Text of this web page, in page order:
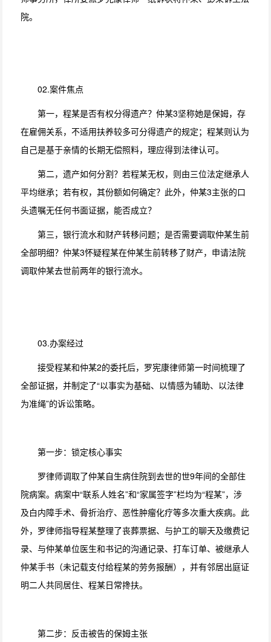
院。
02.案件焦点
第一，程某是否有权分得遗产？仲某3坚称她是保姆，存
在雇佣关系，不适用扶养较多可分得遗产的规定；程某则认为
自己是基于亲情的长期无偿照料，理应得到法律认可。
第二，遗产如何分割？若程某无权，则由三位法定继承人
平均继承；若有权，其份额如何确定？此外，仲某3主张的口
头遗嘱无任何书面证据，能否成立？
第三，银行流水和财产转移问题；是否需要调取仲某生前
全部明细？仲某3怀疑程某在仲某生前转移了财产，申请法院
调取仲某去世前两年的银行流水。
03.办案经过
接受程某和仲某2的委托后，罗宪康律师第一时间梳理了
全部证据，并制定了“以事实为基础、以情感为辅助、以法律
为准绳”的诉讼策略。
第一步：锁定核心事实
罗律师调取了仲某自生病住院到去世的世9年间的全部住
院病案。病案中“联系人姓名”和“家属签字”栏均为“程某”，涉
及白内障手术、骨折治疗、恶性肿瘤化疗等多次重大疾病。此
外，罗律师指导程某整理了丧葬票据、与护工的聊天及缴费记
录、与仲某单位医生和书记的沟通记录、打车订单、被继承人
仲某手书（未记载支付给程某的劳务报酬），并有邻居出庭证
明二人共同居住、程某日常搀扶。
第二步：反击被告的保姆主张